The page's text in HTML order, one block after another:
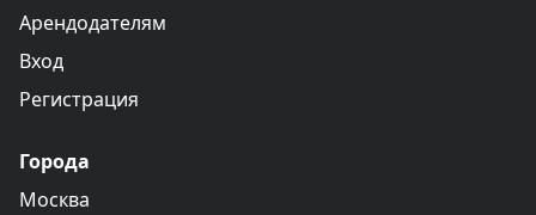
Арендодателям
Вход
Регистрация
Города
Москва